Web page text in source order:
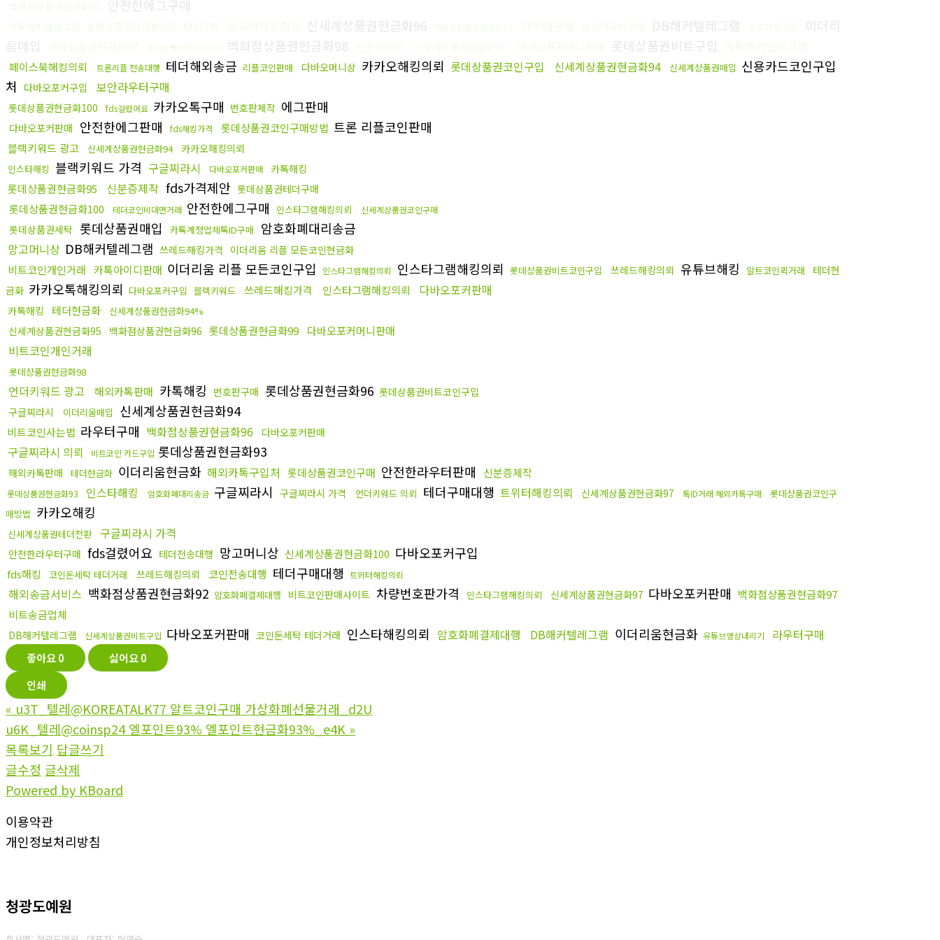
백화점상품권현금화91 안전한에그구매
카톡해커텔레그램 롯데상품권현금화100 fds의뢰 트위터해킹의뢰 신세계상품권현금화96 백화점상품권현금화93 라우터구매 보안라우터구매 DB해커텔레그램 암호화폐구입
이더리
움매입
롯데상품권현금화97 롯데상품권현금화100 백화점상품권현금화98 신분증의뢰 신세계상품권현금화97 다바오포커머니판매 롯데상품권비트구입 카톡해커텔레그램
페이스북해킹의뢰 트론리플 전송대행 테더해외송금 리플코인판매 다바오머니상 카카오해킹의뢰 롯데상품권코인구입 신세계상품권현금화94 신세계상품권매입 신용카드코인구입
처
다바오포커구입 보안라우터구매
롯데상품권현금화100 fds걸렸어요 카카오톡구매 번호판제작 에그판매
다바오포커판매 안전한에그판매 fds해킹가격 롯데상품권코인구매방법 트론 리플코인판매
블랙키워드 광고 신세계상품권현금화94 카카오해킹의뢰
인스타해킹 블랙키워드 가격 구글찌라시 다바오포커판매 카톡해킹
롯데상품권현금화95 신분증제작 fds가격제안 롯데상품권테더구매
롯데상품권현금화100 테더코인비대면거래 안전한에그구매 인스타그램해킹의뢰 신세계상품권코인구매
롯데상품권세탁 롯데상품권매입 카톡계정업체톡ID구매 암호화폐대리송금
망고머니상 DB해커텔레그램 쓰레드해킹가격 이더리움 리플 모든코인현금화
비트코인개인거래 카톡아이디판매 이더리움 리플 모든코인구입 인스타그램해킹의뢰 인스타그램해킹의뢰 롯데상품권비트코인구입 쓰레드해킹의뢰 유튜브해킹 알트코인퀵거래
테더현
금화 카카오톡해킹의뢰 다바오포커구입 블랙키워드 쓰레드해킹가격 인스타그램해킹의뢰 다바오포커판매
카톡해킹 테더현금화 신세계상품권현금화94%
신세계상품권현금화95 백화점상품권현금화96 롯데상품권현금화99 다바오포커머니판매
비트코인개인거래
롯데상품권현금화98
언더키워드 광고 해외카톡판매 카톡해킹 번호판구매 롯데상품권현금화96 롯데상품권비트코인구입
구글찌라시
이더리움매입 신세계상품권현금화94
비트코인사는법 라우터구매 백화점상품권현금화96 다바오포커판매
구글찌라시 의뢰 비트코인 카드구입 롯데상품권현금화93
해외카톡판매 테더현금화 이더리움현금화 해외카톡구입처 롯데상품권코인구매 안전한라우터판매 신분증제작
롯데상품권현금화93 인스타해킹 암호화폐대리송금 구글찌라시 구글찌라시 가격 언더키워드 의뢰 테더구매대행 트위터해킹의뢰 신세계상품권현금화97 톡ID거래 해외카톡구매
롯데상품권코인구
매방법 카카오해킹
신세계상품권테더전환 구글찌라시 가격
안전한라우터구매 fds걸렸어요 테더전송대행 망고머니상 신세계상품권현금화100 다바오포커구입
fds해킹 코인돈세탁 테더거래 쓰레드해킹의뢰 코인전송대행 테더구매대행 트위터해킹의뢰
해외송금서비스 백화점상품권현금화92 암호화폐결제대행 비트코인판매사이트 차량번호판가격 인스타그램해킹의뢰 신세계상품권현금화97 다바오포커판매 백화점상품권현금화97
비트송금업체
DB해커텔레그램 신세계상품권비트구입 다바오포커판매 코인돈세탁 테더거래 인스타해킹의뢰 암호화폐결제대행 DB해커텔레그램 이더리움현금화 유튜브영상내리기 라우터구매
좋아요0 싫어요0
인쇄
« u3T_텔레@KOREATALK77 알트코인구매 가상화폐선물거래_d2U
u6K_텔레@coinsp24 엘포인트93% 엘포인트현금화93%_e4K »
목록보기 답글쓰기
글수정 글삭제
Powered by KBoard
이용약관
개인정보처리방침
청광도예원